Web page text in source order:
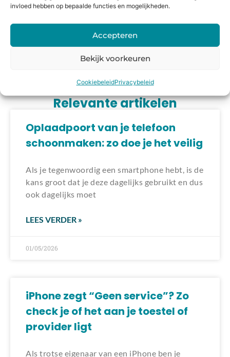
invloed hebben op bepaalde functies en mogelijkheden.
Accepteren
Bekijk voorkeuren
CookiebeleidPrivacybeleid
Welk apparaat kunnen we voor je
Laden van modellen..
Relevante artikelen
Oplaadpoort van je telefoon
schoonmaken: zo doe je het veilig
Als je tegenwoordig een smartphone hebt, is de
kans groot dat je deze dagelijks gebruikt en dus
ook dagelijks moet
LEES VERDER »
01/05/2026
iPhone zegt “Geen service”? Zo
check je of het aan je toestel of
provider ligt
Als trotse eigenaar van een iPhone ben je